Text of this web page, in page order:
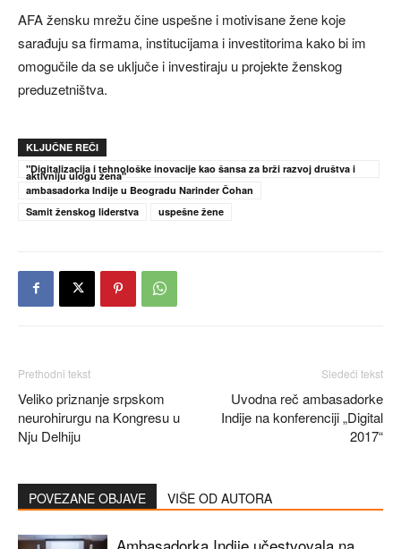
AFA žensku mrežu čine uspešne i motivisane žene koje
sarađuju sa firmama, institucijama i investitorima kako bi im
omogučile da se uključe i investiraju u projekte ženskog
preduzetništva.
KLJUČNE REČI
"Digitalizacija i tehnološke inovacije kao šansa za brži razvoj društva i
aktivniju ulogu žena"
ambasadorka Indije u Beogradu Narinder Čohan
Samit ženskog liderstva
uspešne žene
Prethodni tekst
Veliko priznanje srpskom
neurohirurgu na Kongresu u
Nju Delhiju
Sledeći tekst
Uvodna reč ambasadorke
Indije na konferenciji „Digital
2017“
POVEZANE OBJAVE VIŠE OD AUTORA